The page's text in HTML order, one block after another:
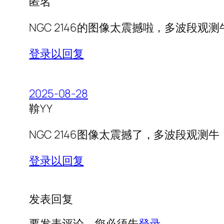
NGC 2146的图像太震撼啦，多波段观测
登录以回复
2025-08-28
鞥YY
NGC 2146图像太震撼了，多波段观测牛
登录以回复
发表回复